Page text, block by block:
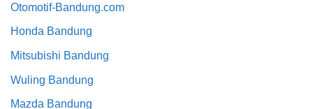
Otomotif-Bandung.com
Honda Bandung
Mitsubishi Bandung
Wuling Bandung
Mazda Bandung